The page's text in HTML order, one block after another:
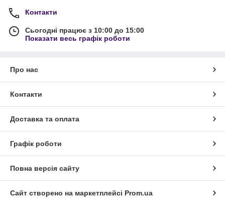
Контакти
Сьогодні працює з 10:00 до 15:00
Показати весь графік роботи
Про нас
Контакти
Доставка та оплата
Графік роботи
Повна версія сайту
Сайт створено на маркетплейсі Prom.ua